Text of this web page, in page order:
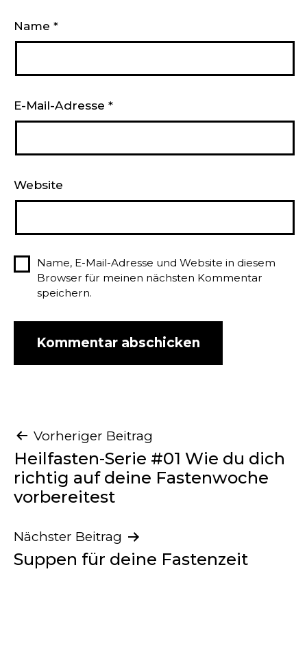
Name *
E-Mail-Adresse *
Website
Name, E-Mail-Adresse und Website in diesem
Browser für meinen nächsten Kommentar
speichern.
Beitragsnavigation
Vorheriger Beitrag
Heilfasten-Serie #01 Wie du dich
richtig auf deine Fastenwoche
vorbereitest
Nächster Beitrag
Suppen für deine Fastenzeit